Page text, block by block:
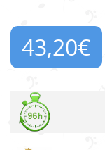
43,20€